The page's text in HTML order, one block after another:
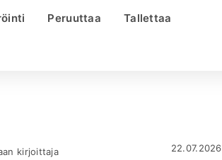
Peruuttaa Tallettaa
kirjoittaja
22.07.2026